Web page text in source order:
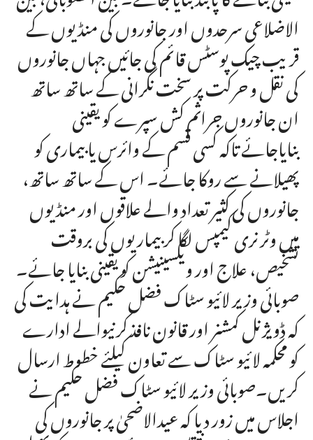
الاضلاعی سرحدوں اور جانوروں کی منڈیوں کے
قریب چیک پوسٹس قائم کی جائیں جہاں جانوروں
کی نقل و حرکت پر سخت نگرانی کے ساتھ ساتھ
ان جانوروں جراثم کش سپرے کو یقینی
بنایاجائے تاکہ کسی قسم کے وائرس یا بیماری کو
پھیلانے سے روکا جائے۔ اس کے ساتھ ساتھ،
جانوروں کی کثیر تعداد والے علاقوں اور منڈیوں
میں وٹرنری کیمپس لگا کر بیماریوں کی بروقت
تشخیص، علاج اور ویکسینیشن کو یقینی بنایا جائے۔
صوبائی وزیر لائیو سٹاک فضل حکیم نے ہدایت کی
کہ ڈویژنل کمشنر اور قانون نافذ کرنیوالے ادارے
کو محکمہ لا ئیو سٹاک سے تعاون کیلئے خطوط ارسال
کریں۔صوبائی وزیر لائیو سٹاک فضل حکیم نے
اجلاس میں زور دیا کہ عیدالاضحیٰ پر جانوروں کی